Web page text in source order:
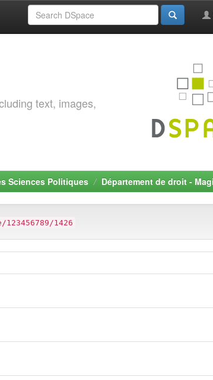
text, images,
Sciences Politiques Département de droit -
1426